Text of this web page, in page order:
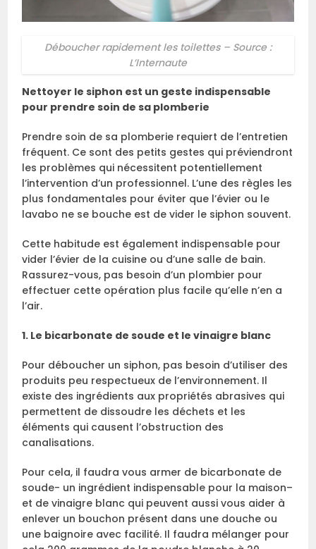
Déboucher rapidement les toilettes – Source :
L’Internaute
Nettoyer le siphon est un geste indispensable
pour prendre soin de sa plomberie
Prendre soin de sa plomberie requiert de l’entretien
fréquent. Ce sont des petits gestes qui préviendront
les problèmes qui nécessitent potentiellement
l’intervention d’un professionnel. L’une des règles les
plus fondamentales pour éviter que l’évier ou le
lavabo ne se bouche est de vider le siphon souvent.
Cette habitude est également indispensable pour
vider l’évier de la cuisine ou d’une salle de bain.
Rassurez-vous, pas besoin d’un plombier pour
effectuer cette opération plus facile qu’elle n’en a
l’air.
1. Le bicarbonate de soude et le vinaigre blanc
Pour déboucher un siphon, pas besoin d’utiliser des
produits peu respectueux de l’environnement. Il
existe des ingrédients aux propriétés abrasives qui
permettent de dissoudre les déchets et les
éléments qui causent l’obstruction des
canalisations.
Pour cela, il faudra vous armer de bicarbonate de
soude- un ingrédient indispensable pour la maison–
et de vinaigre blanc qui peuvent aussi vous aider à
enlever un bouchon présent dans une douche ou
une baignoire avec facilité. Il faudra mélanger pour